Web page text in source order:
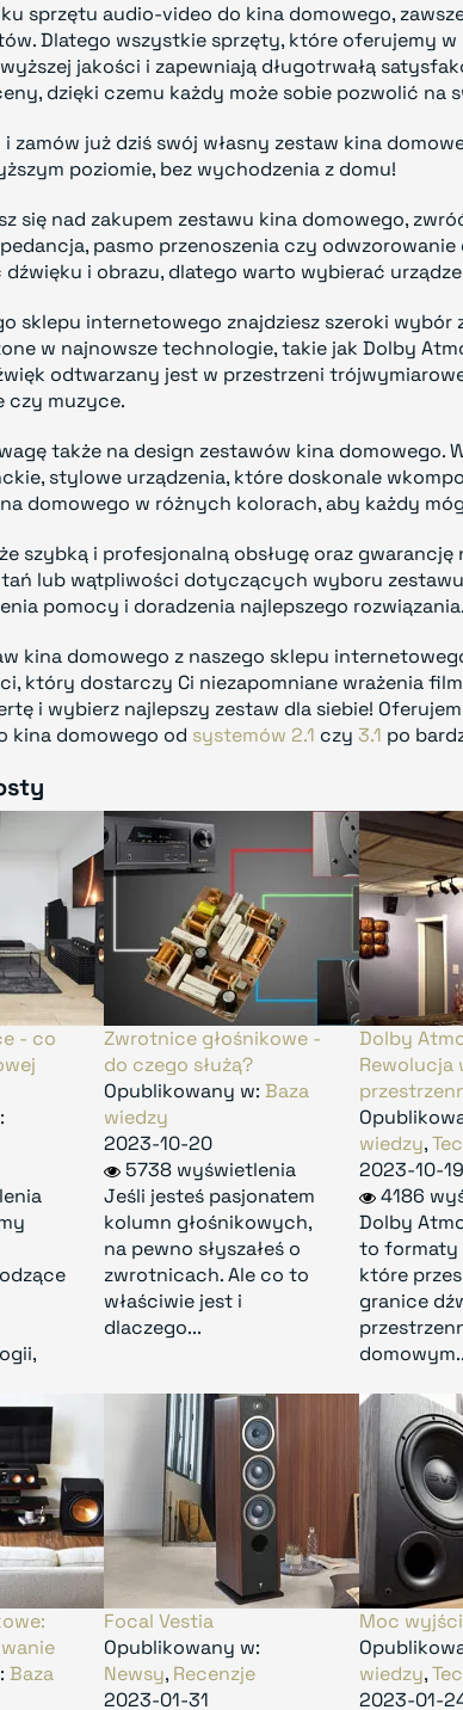
sprzętu audio-video do kina domowego,
Dlatego wszystkie sprzęty, które oferujemy
jakości i zapewniają długotrwałą
dzięki czemu każdy może sobie pozwolić na
i zamów już dziś swój własny zestaw kina
poziomie, bez wychodzenia z domu!
się nad zakupem zestawu kina domowego,
pasmo przenoszenia czy
dźwięku i obrazu, dlatego warto wybierać
sklepu internetowego znajdziesz szeroki
w najnowsze technologie, takie jak Dolby
odtwarzany jest w przestrzeni
czy muzyce.
także na design zestawów kina domowego.
stylowe urządzenia, które doskonale
domowego w różnych kolorach, aby każdy
szybką i profesjonalną obsługę oraz
lub wątpliwości dotyczących wyboru
pomocy i doradzenia najlepszego rozwiązania.
kina domowego z naszego sklepu
który dostarczy Ci niezapomniane wrażenia
i wybierz najlepszy zestaw dla siebie!
kina domowego od systemów 2.1 czy 3.1 po
- co
Zwrotnice głośnikowe -
do czego służą?
Opublikowany w: Baza
wiedzy
2023-10-20
5738 wyświetlenia
Jeśli jesteś pasjonatem
kolumn głośnikowych,
na pewno słyszałeś o
zwrotnicach. Ale co to
właściwie jest i
dlaczego...
Dolby
Rewolucja
wiedzy,
2023-10-19
4186
Dolby
to formaty
które
granice
Baza
Focal Vestia
Opublikowany w:
Newsy, Recenzje
2023-01-31
Moc
wiedzy,
2023-01-